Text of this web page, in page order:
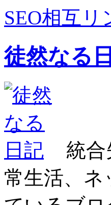
SEO相互リ
徒然なる
統
常生活、